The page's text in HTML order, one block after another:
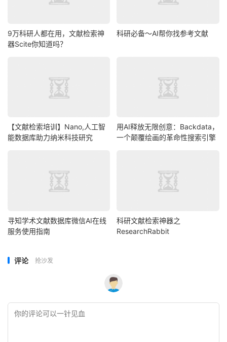
9万科研人都在用，文献检索神
器Scite你知道吗？
科研必备～AI帮你找参考文献
【文献检索培训】Nano,人工智
能数据库助力纳米科技研究
用AI释放无限创意：Backdata，
一个颠覆绘画的革命性搜索引擎
寻知学术文献数据库微信AI在线
服务使用指南
科研文献检索神器之
ResearchRabbit
评论 抢沙发